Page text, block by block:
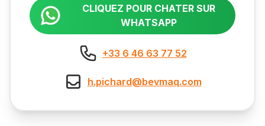
CLIQUEZ POUR CHATER SUR
WHATSAPP
+33 6 46 63 77 52
h.pichard@bevmaq.com